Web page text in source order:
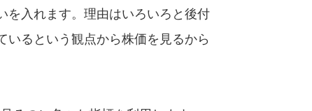
を入れます。理由はいろいろと後付
いるという観点から株価を見るから